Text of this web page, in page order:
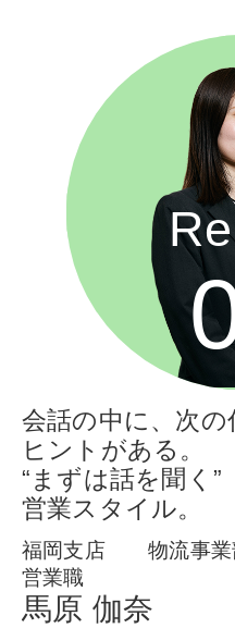
会話の中に、次の
ヒントがある。
“まずは話を聞く”
営業スタイル。
福岡支店
物流事業
営業職
馬原 伽奈